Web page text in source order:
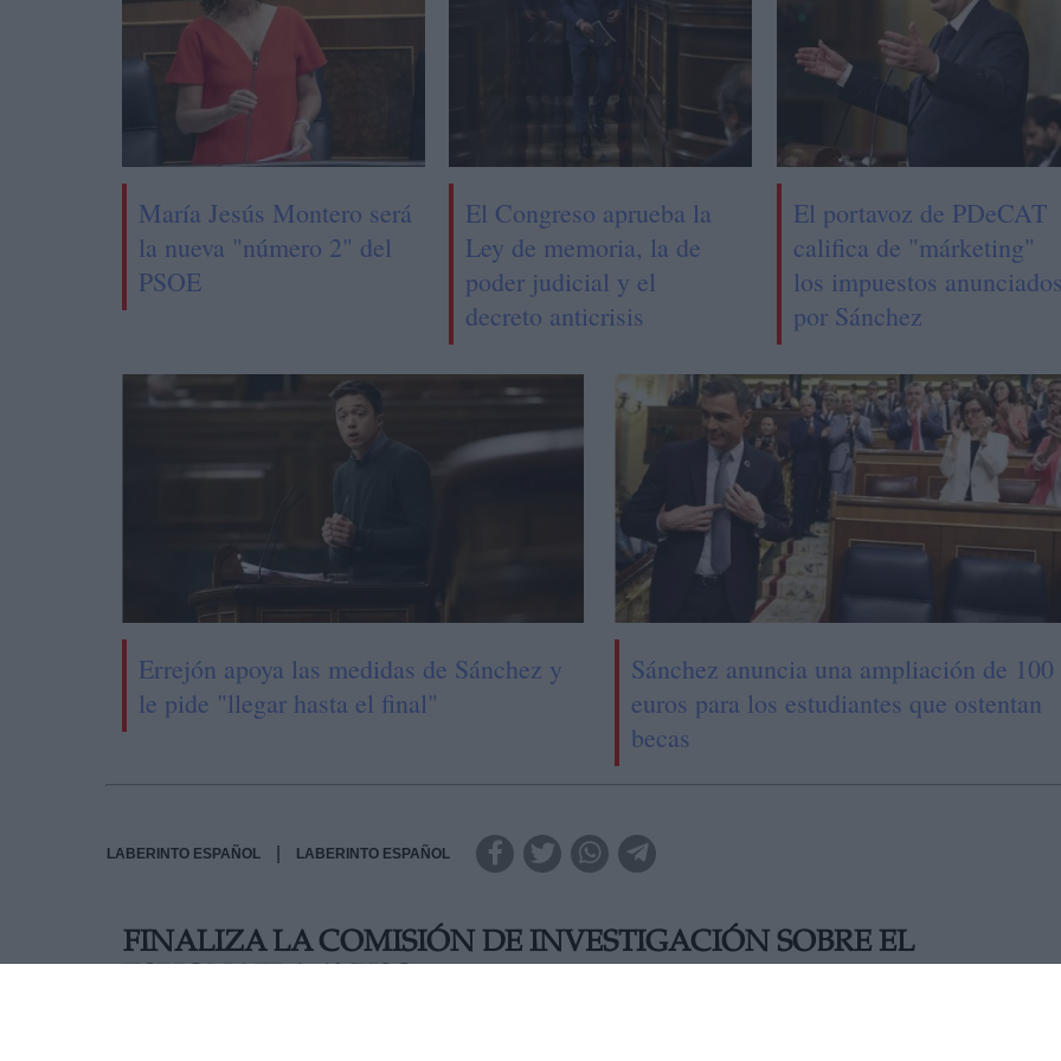
María Jesús Montero será
la nueva "número 2" del
PSOE
El Congreso aprueba la
Ley de memoria, la de
poder judicial y el
decreto anticrisis
El portavoz de PDeCAT
califica de "márketing"
los impuestos
por Sánchez
Errejón apoya las medidas de Sánchez y
le pide "llegar hasta el final"
Sánchez anuncia una ampliación de 100
euros para los estudiantes que ostentan
becas
LABERINTO ESPAÑOL LABERINTO ESPAÑOL
FINALIZA LA COMISIÓN DE INVESTIGACIÓN SOBRE EL